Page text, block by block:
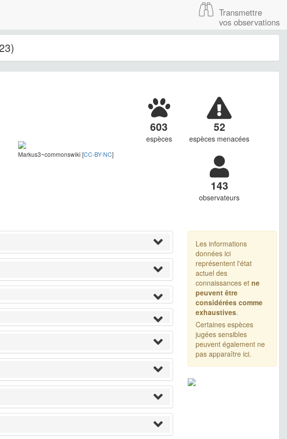
Transmettre
vos observations
Markus3~commonswiki [CC-BY-NC]
603
espèces
52
espèces menacées
143
observateurs
Les informations
données ici
représentent l'état
actuel des
connaissances et ne
peuvent être
considérées comme
exhaustives.
Certaines espèces
jugées sensibles
peuvent également ne
pas apparaître ici.